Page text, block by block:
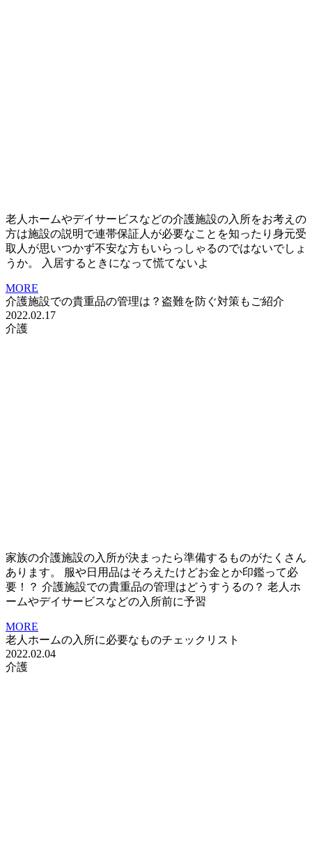
老人ホームやデイサービスなどの介護施設の入所をお考えの
方は施設の説明で連帯保証人が必要なことを知ったり身元受
取人が思いつかず不安な方もいらっしゃるのではないでしょ
うか。 入居するときになって慌てないよ
MORE
介護施設での貴重品の管理は？盗難を防ぐ対策もご紹介
2022.02.17
介護
家族の介護施設の入所が決まったら準備するものがたくさん
あります。 服や日用品はそろえたけどお金とか印鑑って必
要！？ 介護施設での貴重品の管理はどうすうるの？ 老人ホ
ームやデイサービスなどの入所前に予習
MORE
老人ホームの入所に必要なものチェックリスト
2022.02.04
介護